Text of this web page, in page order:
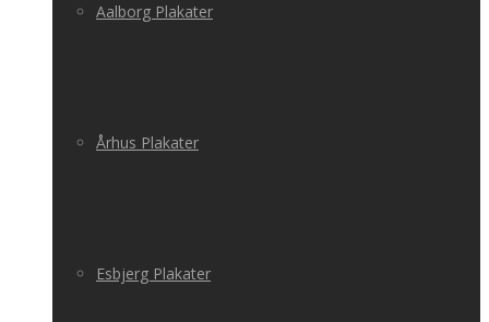
Aalborg Plakater
Århus Plakater
Esbjerg Plakater